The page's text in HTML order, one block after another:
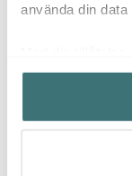
använda din
Samla in
kan ha en
Identifiera
Ta reda på mer
279 kr
Låt dig